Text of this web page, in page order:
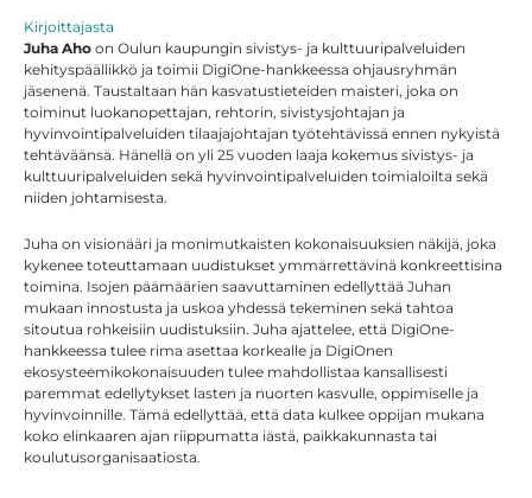
Kirjoittajasta
Juha Aho on Oulun kaupungin sivistys- ja kulttuuripalveluiden
kehityspäällikkö ja toimii DigiOne-hankkeessa ohjausryhmän
jäsenenä. Taustaltaan hän kasvatustieteiden maisteri, joka on
toiminut luokanopettajan, rehtorin, sivistysjohtajan ja
hyvinvointipalveluiden tilaajajohtajan työtehtävissä ennen nykyistä
tehtäväänsä. Hänellä on yli 25 vuoden laaja kokemus sivistys- ja
kulttuuripalveluiden sekä hyvinvointipalveluiden toimialoilta sekä
niiden johtamisesta.
Juha on visionääri ja monimutkaisten kokonaisuuksien näkijä, joka
kykenee toteuttamaan uudistukset ymmärrettävinä konkreettisina
toimina. Isojen päämäärien saavuttaminen edellyttää Juhan
mukaan innostusta ja uskoa yhdessä tekeminen sekä tahtoa
sitoutua rohkeisiin uudistuksiin. Juha ajattelee, että DigiOne-
hankkeessa tulee rima asettaa korkealle ja DigiOnen
ekosysteemikokonaisuuden tulee mahdollistaa kansallisesti
paremmat edellytykset lasten ja nuorten kasvulle, oppimiselle ja
hyvinvoinnille. Tämä edellyttää, että data kulkee oppijan mukana
koko elinkaaren ajan riippumatta iästä, paikkakunnasta tai
koulutusorganisaatiosta.